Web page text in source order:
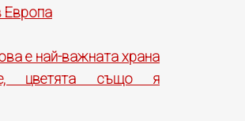
Европа
е най-важната храна
цветята също я